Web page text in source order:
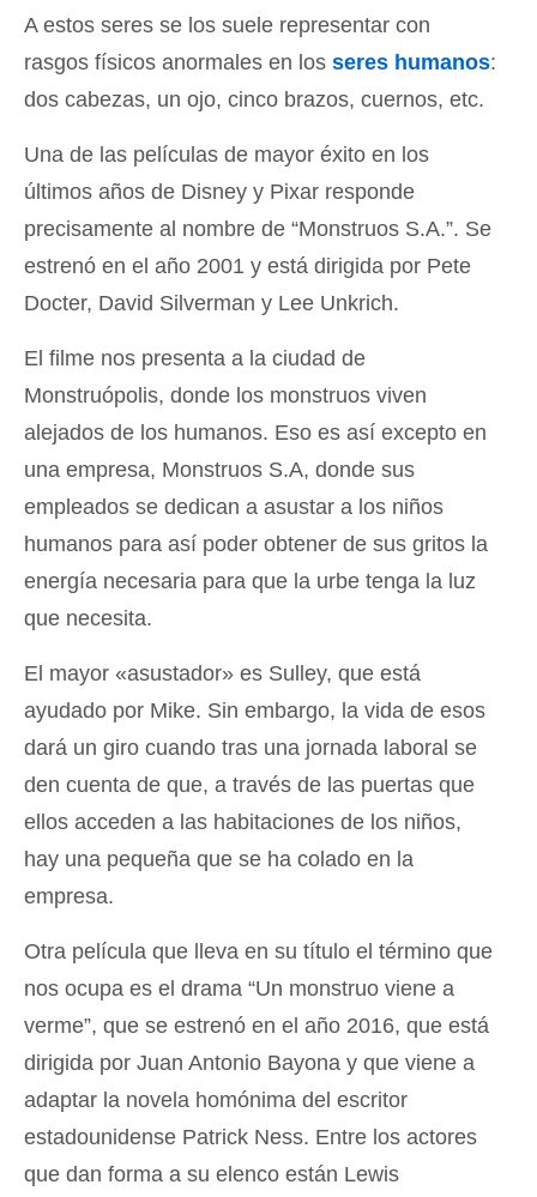
A estos seres se los suele representar con
rasgos físicos anormales en los seres humanos:
dos cabezas, un ojo, cinco brazos, cuernos, etc.
Una de las películas de mayor éxito en los
últimos años de Disney y Pixar responde
precisamente al nombre de “Monstruos S.A.”. Se
estrenó en el año 2001 y está dirigida por Pete
Docter, David Silverman y Lee Unkrich.
El filme nos presenta a la ciudad de
Monstruópolis, donde los monstruos viven
alejados de los humanos. Eso es así excepto en
una empresa, Monstruos S.A, donde sus
empleados se dedican a asustar a los niños
humanos para así poder obtener de sus gritos la
energía necesaria para que la urbe tenga la luz
que necesita.
El mayor «asustador» es Sulley, que está
ayudado por Mike. Sin embargo, la vida de esos
dará un giro cuando tras una jornada laboral se
den cuenta de que, a través de las puertas que
ellos acceden a las habitaciones de los niños,
hay una pequeña que se ha colado en la
empresa.
Otra película que lleva en su título el término que
nos ocupa es el drama “Un monstruo viene a
verme”, que se estrenó en el año 2016, que está
dirigida por Juan Antonio Bayona y que viene a
adaptar la novela homónima del escritor
estadounidense Patrick Ness. Entre los actores
que dan forma a su elenco están Lewis